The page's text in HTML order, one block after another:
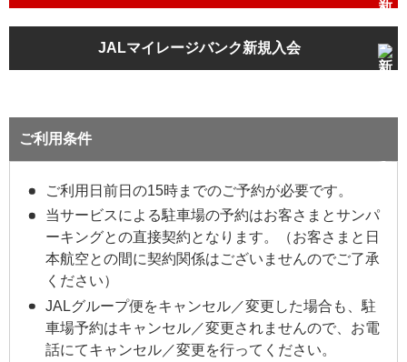
JALマイレージバンク新規入会
ご利用条件
ご利用日前日の15時までのご予約が必要です。
当サービスによる駐車場の予約はお客さまとサンパ
ーキングとの直接契約となります。（お客さまと日
本航空との間に契約関係はございませんのでご了承
ください）
JALグループ便をキャンセル／変更した場合も、駐
車場予約はキャンセル／変更されませんので、お電
話にてキャンセル／変更を行ってください。